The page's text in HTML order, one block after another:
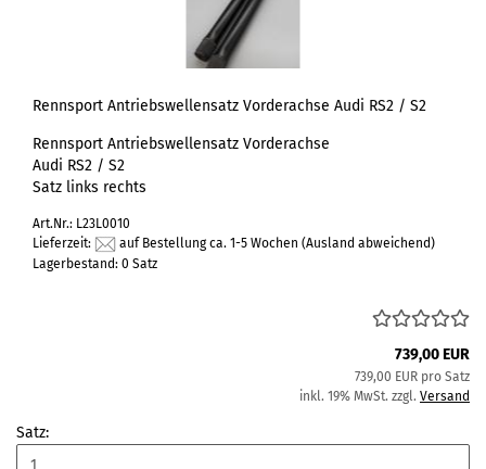
Rennsport Antriebswellensatz Vorderachse Audi RS2 / S2
Rennsport Antriebswellensatz Vorderachse
Audi RS2 / S2
Satz links rechts
Art.Nr.: L23L0010
Lieferzeit:
auf Bestellung ca. 1-5 Wochen (Ausland abweichend)
Lagerbestand: 0 Satz
739,00 EUR
739,00 EUR pro Satz
inkl. 19% MwSt. zzgl. Versand
Satz: